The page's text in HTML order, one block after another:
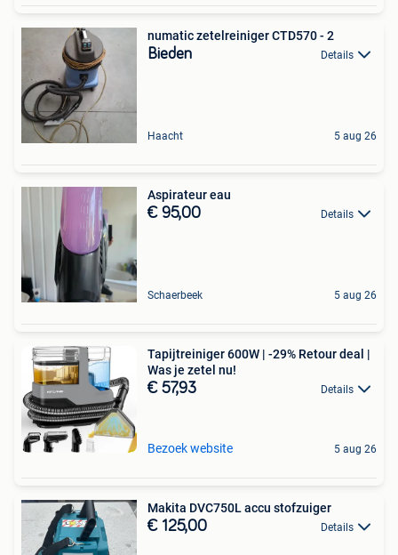
numatic zetelreiniger CTD570 - 2
Bieden Details
Haacht 5 aug 26
Aspirateur eau
€ 95,00 Details
Schaerbeek 5 aug 26
Tapijtreiniger 600W | -29% Retour deal |
Was je zetel nu!
€ 57,93 Details
Bezoek website 5 aug 26
Makita DVC750L accu stofzuiger
€ 125,00 Details